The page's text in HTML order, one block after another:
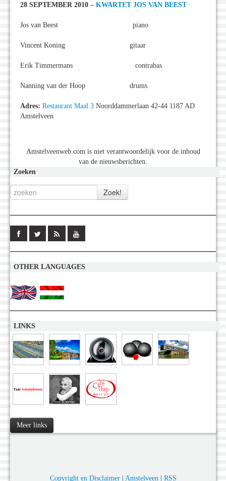
28 SEPTEMBER 2010 – KWARTET JOS VAN BEEST
Jos van Beest piano
Vincent Koning gitaar
Erik Timmermans contrabas
Nanning van der Hoop drums
Adres: Restaurant Maal 3 Noorddammerlaan 42-44 1187 AD
Amstelveen
Amstelveenweb.com is niet verantwoordelijk voor de inhoud
van de nieuwsberichten.
Zoeken
OTHER LANGUAGES
LINKS
Meer links
Copyright en Disclaimer| Amstelveen RSS